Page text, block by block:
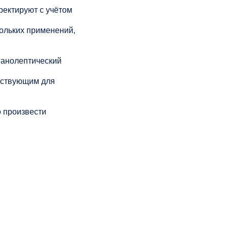
с учётом
применений,
для